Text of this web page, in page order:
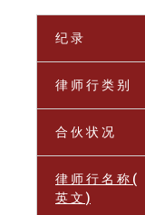
纪 录
律 师 行 类 别
合 伙 状 况
律 师 行 名 称 (
英 文 )